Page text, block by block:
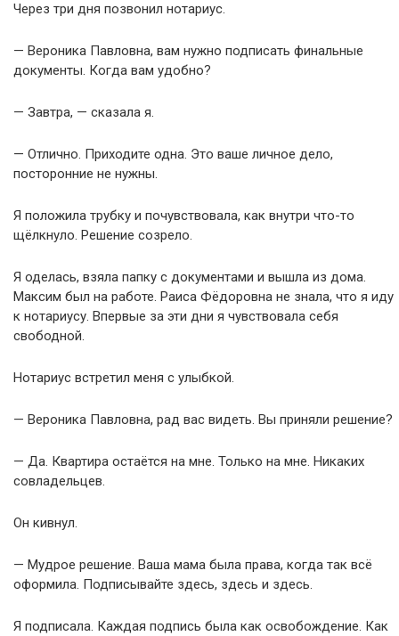
Через три дня позвонил нотариус.
— Вероника Павловна, вам нужно подписать финальные
документы. Когда вам удобно?
— Завтра, — сказала я.
— Отлично. Приходите одна. Это ваше личное дело,
посторонние не нужны.
Я положила трубку и почувствовала, как внутри что-то
щёлкнуло. Решение созрело.
Я оделась, взяла папку с документами и вышла из дома.
Максим был на работе. Раиса Фёдоровна не знала, что я иду
к нотариусу. Впервые за эти дни я чувствовала себя
свободной.
Нотариус встретил меня с улыбкой.
— Вероника Павловна, рад вас видеть. Вы приняли решение?
— Да. Квартира остаётся на мне. Только на мне. Никаких
совладельцев.
Он кивнул.
— Мудрое решение. Ваша мама была права, когда так всё
оформила. Подписывайте здесь, здесь и здесь.
Я подписала. Каждая подпись была как освобождение. Как